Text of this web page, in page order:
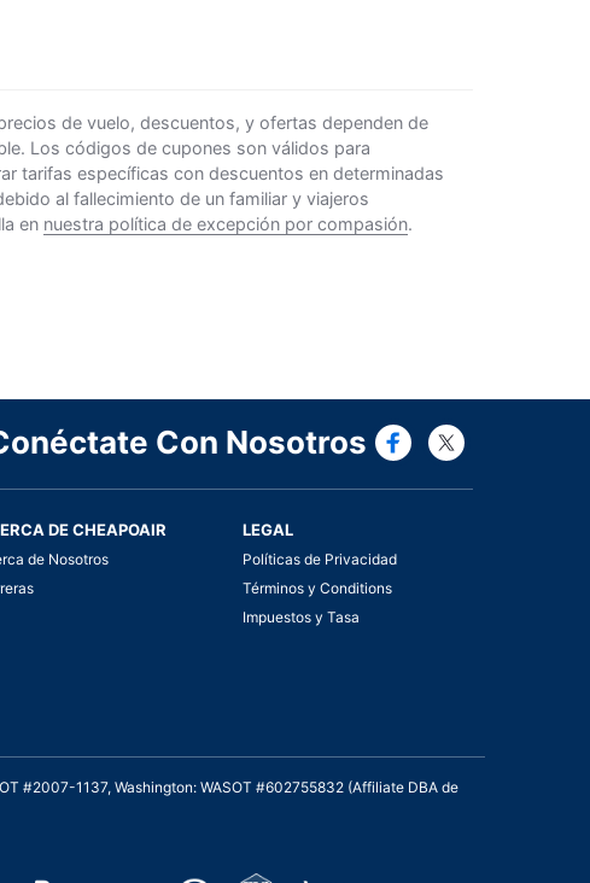
de vuelo, descuentos, y ofertas dependen de
Los códigos de cupones son válidos para
tarifas específicas con descuentos en determinadas
al fallecimiento de un familiar y viajeros
en nuestra política de excepción por compasión.
Con Nosotros Connect
DE CHEAPOAIR
de Nosotros
LEGAL
Políticas de Privacidad
Términos y Conditions
Impuestos y Tasa
#2007-1137, Washington: WASOT #602755832 (Affiliate DBA de